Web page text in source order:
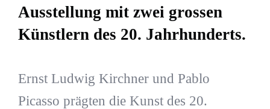
Ausstellung mit zwei grossen
Künstlern des 20. Jahrhunderts.
Ernst Ludwig Kirchner und Pablo
Picasso prägten die Kunst des 20.